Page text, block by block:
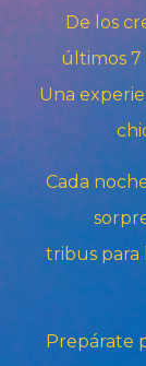
De los
últimos 7
Una
Cada
tribus para
Prepárate